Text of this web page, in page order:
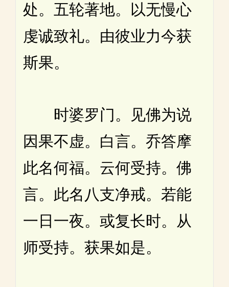
处。五轮著地。以无慢心
虔诚致礼。由彼业力今获
斯果。
时婆罗门。见佛为说
因果不虚。白言。乔答摩
此名何福。云何受持。佛
言。此名八支净戒。若能
一日一夜。或复长时。从
师受持。获果如是。